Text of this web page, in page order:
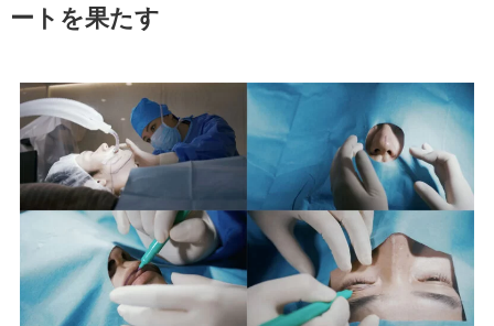
ートを果たす